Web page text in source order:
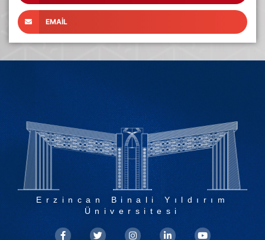
EMAIL
Erzincan Binali Yıldırım
Üniversitesi